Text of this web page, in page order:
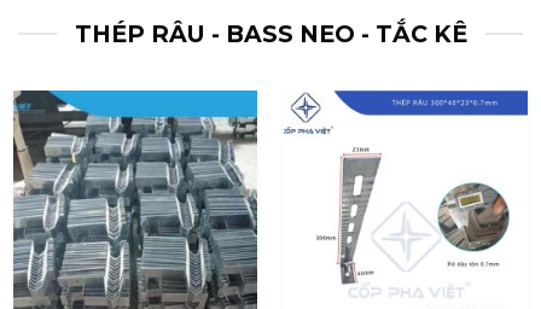
THÉP RÂU - BASS NEO - TẮC KÊ